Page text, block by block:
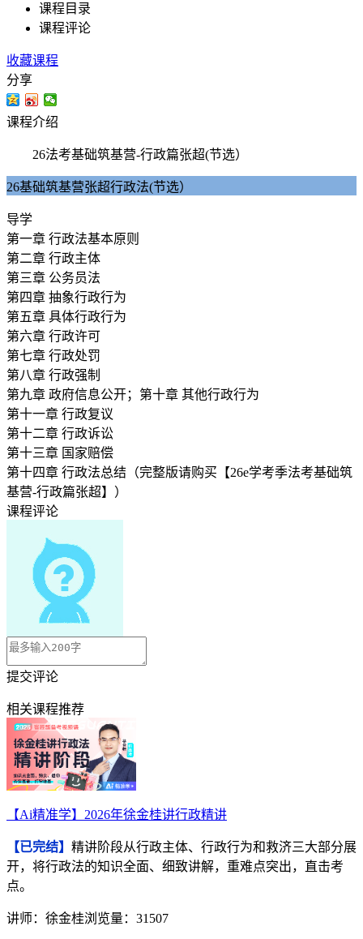
课程目录
课程评论
收藏课程
分享
课程介绍
26法考基础筑基营-行政篇张超(节选）
26基础筑基营张超行政法(节选）
导学
第一章 行政法基本原则
第二章 行政主体
第三章 公务员法
第四章 抽象行政行为
第五章 具体行政行为
第六章 行政许可
第七章 行政处罚
第八章 行政强制
第九章 政府信息公开；第十章 其他行政行为
第十一章 行政复议
第十二章 行政诉讼
第十三章 国家赔偿
第十四章 行政法总结（完整版请购买【26e学考季法考基础筑
基营-行政篇张超】）
课程评论
提交评论
相关课程推荐
【Ai精准学】2026年徐金桂讲行政精讲
【已完结】 精讲阶段从行政主体、行政行为和救济三大部分展
开，将行政法的知识全面、细致讲解，重难点突出，直击考
点。
讲师：徐金桂浏览量：31507